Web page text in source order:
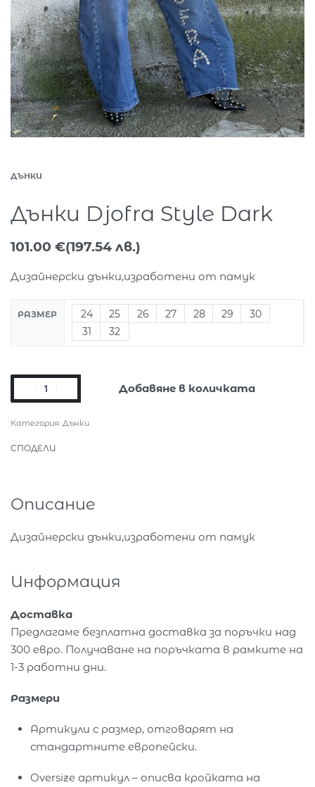
ДЪНКИ
Дънки Djofra Style Dark
101.00 €(197.54 лв.)
Дизайнерски дънки,изработени от памук
РАЗМЕР 24 25 26 27 28 29
30
31
32
Добавяне в количката
Категория: Дънки
СПОДЕЛИ
Описание
Дизайнерски дънки,изработени от памук
Информация
Доставка
Предлагаме безплатна доставка за поръчки над
300 евро. Получаване на поръчката в рамките на
1-3 работни дни.
Размери
Артикули с размер, отговарят на
стандартните европейски.
Oversize артикул – описва кройката на